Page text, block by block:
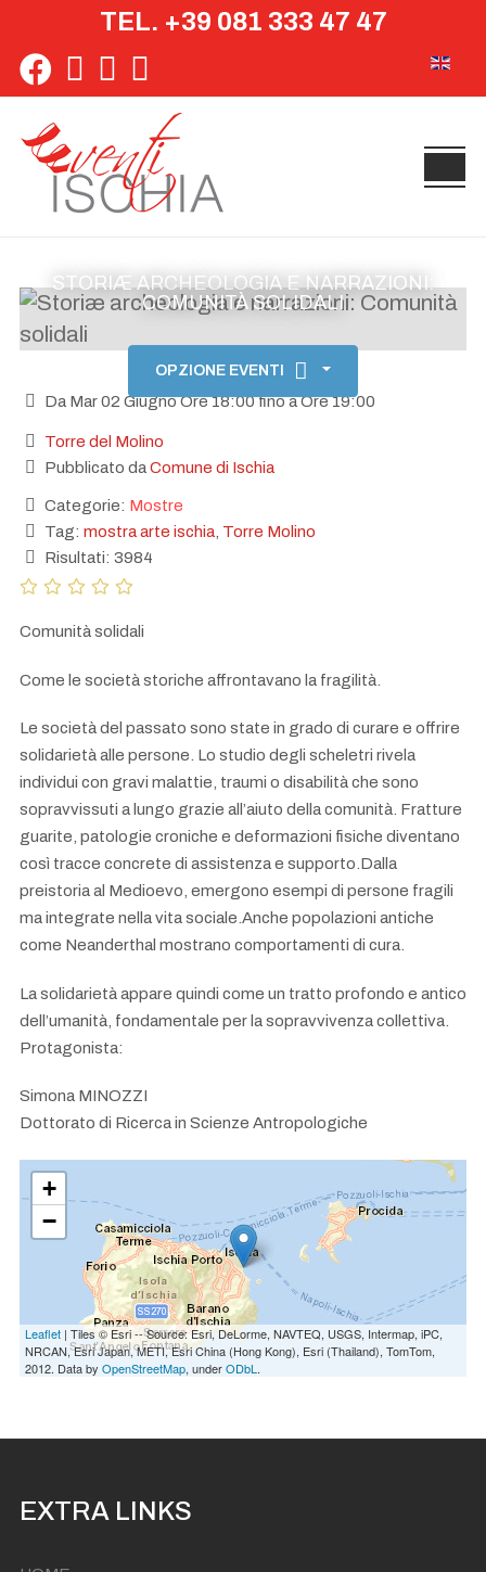
TEL. +39 081 333 47 47
STORIÆ ARCHEOLOGIA E NARRAZIONI:
COMUNITÀ SOLIDALI
OPZIONE EVENTI
Da Mar 02 Giugno Ore 18:00 fino a Ore 19:00
Torre del Molino
Pubblicato daComune di Ischia
Categorie: Mostre
Tag: mostra arte ischia Torre Molino
Risultati: 3984
Comunità solidali
Come le società storiche affrontavano la fragilità.
Le società del passato sono state in grado di curare e offrire
solidarietà alle persone. Lo studio degli scheletri rivela
individui con gravi malattie, traumi o disabilità che sono
sopravvissuti a lungo grazie all’aiuto della comunità. Fratture
guarite, patologie croniche e deformazioni fisiche diventano
così tracce concrete di assistenza e supporto.Dalla
preistoria al Medioevo, emergono esempi di persone fragili
ma integrate nella vita sociale.Anche popolazioni antiche
come Neanderthal mostrano comportamenti di cura.
La solidarietà appare quindi come un tratto profondo e antico
dell’umanità, fondamentale per la sopravvivenza collettiva.
Protagonista:
Simona MINOZZI
Dottorato di Ricerca in Scienze Antropologiche
+
−
Leaflet | Tiles © Esri -- Source: Esri, DeLorme, NAVTEQ, USGS, Intermap, iPC,
NRCAN, Esri Japan, METI, Esri China (Hong Kong), Esri (Thailand), TomTom,
2012. Data by OpenStreetMap, underODbL .
EXTRA LINKS